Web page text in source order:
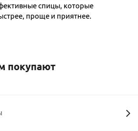
спицы, которые
проще и приятнее.
покупают